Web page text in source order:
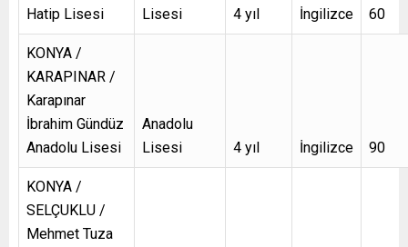
Hatip Lisesi
Lisesi
4 yıl İngilizce 60
KONYA /
KARAPINAR /
Karapınar
İbrahim Gündüz
Anadolu Lisesi
Anadolu
Lisesi
4 yıl İngilizce 90
KONYA /
SELÇUKLU /
Mehmet Tuza